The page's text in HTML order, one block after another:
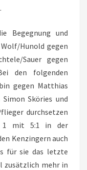
Begegnung und
Hunold gegen
Sauer gegen
den folgenden
gegen Matthias
Sköries und
durchsetzen
1 mit 5:1 in der
Kenzingern auch
für sie das letzte
zusätzlich mehr in